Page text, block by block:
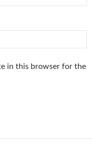
in this browser for the